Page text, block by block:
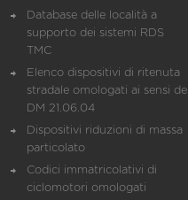
Database delle località a
supporto dei sistemi RDS
TMC
Elenco dispositivi di ritenuta
stradale omologati ai sensi del
DM 21.06.04
Dispositivi riduzioni di massa
particolato
Codici immatricolativi di
ciclomotori omologati